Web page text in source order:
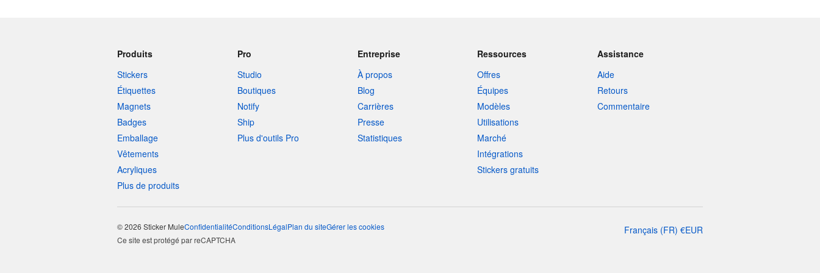
Produits
Stickers
Étiquettes
Magnets
Badges
Emballage
Vêtements
Acryliques
Plus de produits
Pro
Studio
Boutiques
Notify
Ship
Plus d'outils Pro
Entreprise
À propos
Blog
Carrières
Presse
Statistiques
Ressources
Offres
Équipes
Modèles
Utilisations
Marché
Intégrations
Stickers gratuits
Assistance
Aide
Retours
Commentaire
© 2026 Sticker MuleConfidentialitéConditionsLégalPlan du siteGérer les cookies Français (FR) €EUR
Ce site est protégé par reCAPTCHA